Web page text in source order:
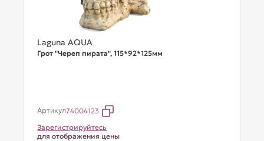
Laguna AQUA
Грот "Череп пирата", 115*92*125мм
Артикул74004123
Зарегистрируйтесь
для отображения цены